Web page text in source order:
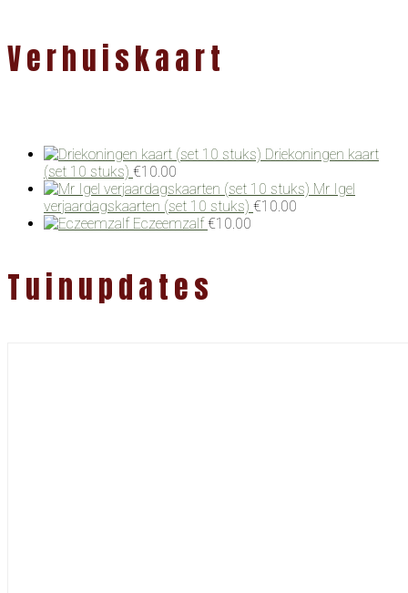
Verhuiskaart
Driekoningen kaart
(set 10 stuks) €10.00
Mr Igel
verjaardagskaarten (set 10 stuks) €10.00
Eczeemzalf €10.00
Tuinupdates